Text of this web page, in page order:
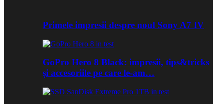
Primele impresii despre noul Sony A7 IV
GoPro Hero 8 Black: impresii, tips&tricks
și accesoriile pe care le-am…